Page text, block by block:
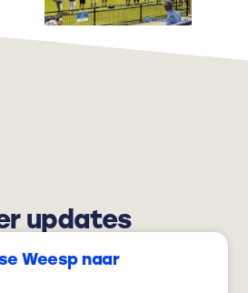
updates
Weesp naar